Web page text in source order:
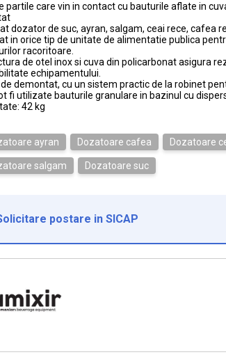
partile care vin in contact cu bauturile aflate in
dozator de suc, ayran, salgam, ceai rece, cafea
in orice tip de unitate de alimentatie publica
racoritoare.
de otel inox si cuva din policarbonat asigura
echipamentului.
demontat, cu un sistem practic de la robinet
fi utilizate bauturile granulare in bazinul cu
42 kg
ayran Dozatoare cafea Dozatoare
salgam Dozatoare suc
postare in SICAP